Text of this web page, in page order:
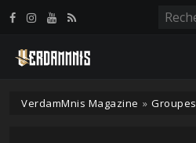
VerdamMnis Magazine » Groupes
Panneau de gestion des cookies